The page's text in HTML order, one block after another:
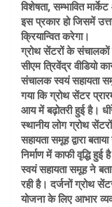
विशेषता, सम्भावित
इस प्रकार हो जिसमें
क्रियान्वित करेगा।
ग्रोथ सेंटरों के संचालकों
सीएम त्रिवेंद्र वीडियो
संचालक स्वयं सहायता
गया कि ग्रोथ सेंटर
आय में बढ़ोतरी हुई है।
स्थानीय लोग ग्रोथ
सहायता समूह द्वारा
निर्माण में काफी वृद्धि
स्वयं सहायता समूह ने
रही है। दर्जनों ग्रोथ
योजना के लिए आभार